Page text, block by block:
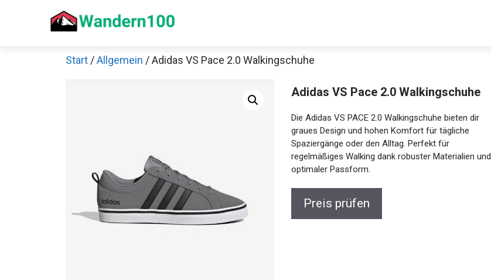
Start /Allgemein / Adidas VS Pace 2.0 Walkingschuhe
Adidas VS Pace 2.0 Walkingschuhe
Die Adidas VS PACE 2.0 Walkingschuhe bieten dir
graues Design und hohen Komfort für tägliche
Spaziergänge oder den Alltag. Perfekt für
regelmäßiges Walking dank robuster Materialien und
optimaler Passform.
Preis prüfen